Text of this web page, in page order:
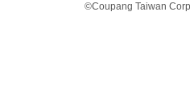
©Coupang Taiwan